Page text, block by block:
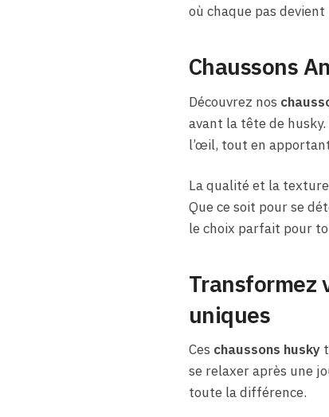
où chaque pas
Chaussons
Découvrez nos
avant la tête de
l’œil, tout en
La qualité et la
Que ce soit pour se
le choix parfait pour
Transformez
uniques
Ces chaussons husky
se relaxer après une
toute la différence.